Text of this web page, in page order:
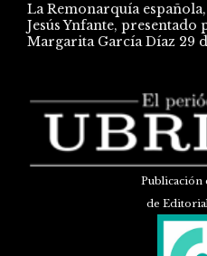
La Remonarquía
Jesús Ynfante,
Margarita García Díaz 29
Publicación
de